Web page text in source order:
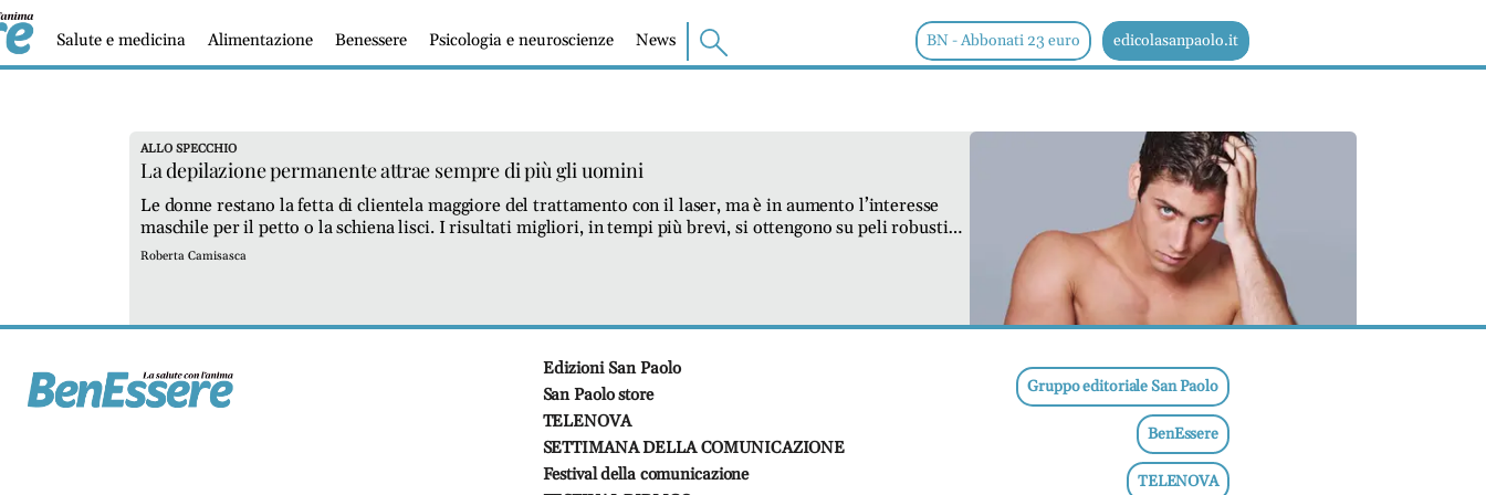
BN - Abbonati 23 euro edicolasanpaolo.it
Salute e medicina Alimentazione Benessere Psicologia e neuroscienze News
ALLO SPECCHIO
La depilazione permanente attrae sempre di più gli uomini
Le donne restano la fetta di clientela maggiore del trattamento con il laser, ma è in aumento l’interesse
maschile per il petto o la schiena lisci. I risultati migliori, in tempi più brevi, si ottengono su peli robusti e
scuri, così come sulle carnagioni chiare. Due avvertenze: niente esposizione solare prima e dopo,
Roberta Camisasca
Edizioni San Paolo
San Paolo store
TELENOVA
SETTIMANA DELLA COMUNICAZIONE
Festival della comunicazione
Gruppo editoriale San Paolo
BenEssere
TELENOVA